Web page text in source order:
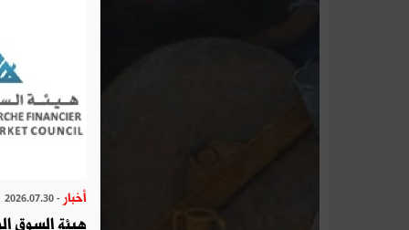
أخبار - 2026.07.30
هيئة السوق